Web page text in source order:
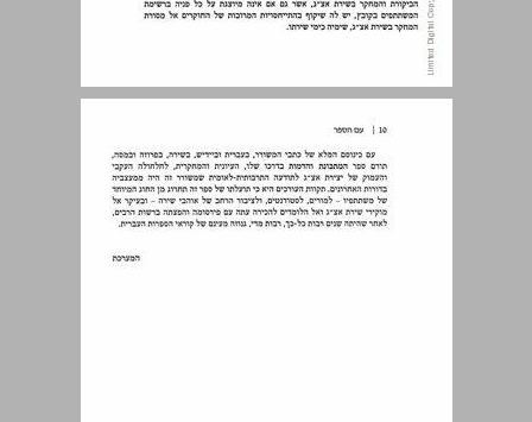
עם הספר ... 9